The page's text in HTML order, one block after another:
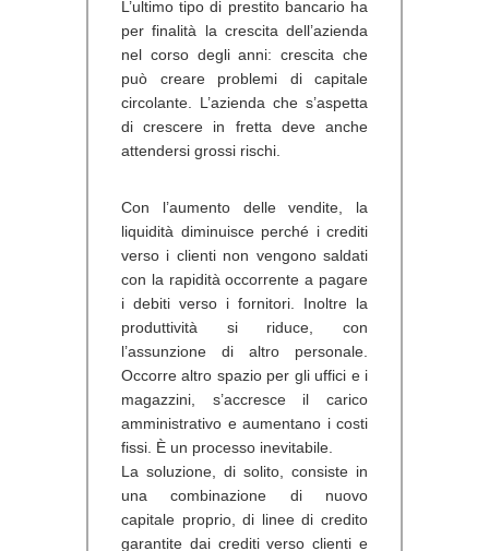
L’ultimo tipo di prestito bancario ha
per finalità la crescita dell’azienda
nel corso degli anni: crescita che
può creare problemi di capitale
circolante. L’azienda che s’aspetta
di crescere in fretta deve anche
attendersi grossi rischi.
Con l’aumento delle vendite, la
liquidità diminuisce perché i crediti
verso i clienti non vengono saldati
con la rapidità occorrente a pagare
i debiti verso i fornitori. Inoltre la
produttività si riduce, con
l’assunzione di altro personale.
Occorre altro spazio per gli uffici e i
magazzini, s’accresce il carico
amministrativo e aumentano i costi
fissi. È un processo inevitabile.
La soluzione, di solito, consiste in
una combinazione di nuovo
capitale proprio, di linee di credito
garantite dai crediti verso clienti e